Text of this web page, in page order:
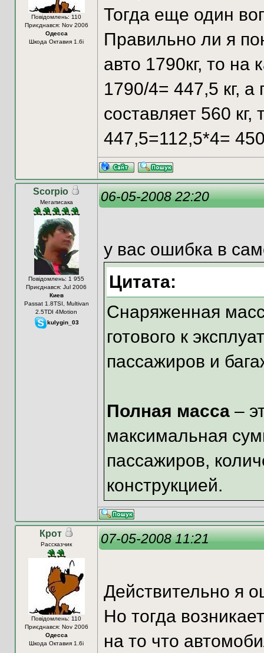
Повідомлень: 110
Приєднався: Nov 2006
Одесса
Шкода Октавия 1.6i
Тогда еще один
Правильно ли я
авто 1790кг, то на
1790/4= 447,5 кг,
составляет 560 кг,
447,5=112,5*4=
Scorpio
Мегаписака
Повідомлень: 1 955
Приєднався: Jul 2006
Киев
Passat 1.8TSI, Multivan
2.5TDI 4Motion
kulygin_03
06-05-2008 22:20
у вас ошибка в
Цитата:
Снаряженная
готового к
пассажиров и
Полная масса–
максимальная
пассажиров,
конструкцией.
Крот
Рассказчик
Повідомлень: 110
Приєднався: Nov 2006
Одесса
Шкода Октавия 1.6i
07-05-2008 11:21
Действительно я
Но тогда
на то что